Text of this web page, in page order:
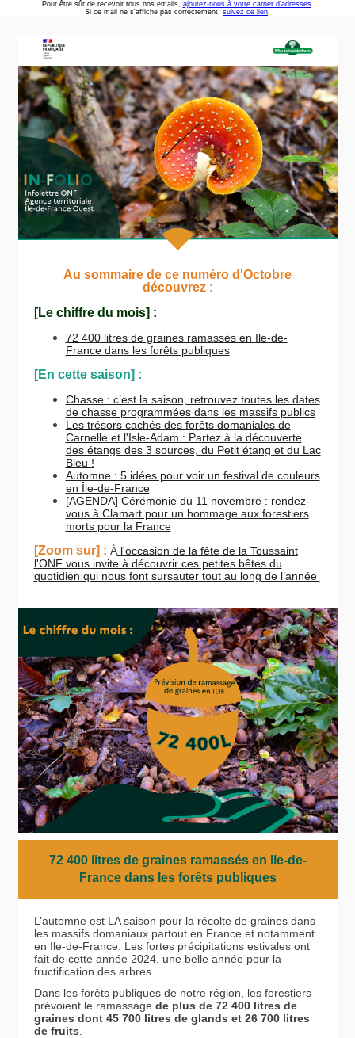
Pour être sûr de recevoir tous nos emails, ajoutez-nous à votre carnet d'adresses.
Si ce mail ne s'affiche pas correctement, suivez ce lien.
Au sommaire de ce numéro d'Octobre
découvrez :
[Le chiffre du mois] :
72 400 litres de graines ramassés en Ile-de-
France dans les forêts publiques
[En cette saison] :
Chasse : c’est la saison, retrouvez toutes les dates
de chasse programmées dans les massifs publics
Les trésors cachés des forêts domaniales de
Carnelle et l'Isle-Adam : Partez à la découverte
des étangs des 3 sources, du Petit étang et du Lac
Bleu !
Automne : 5 idées pour voir un festival de couleurs
en Île-de-France
[AGENDA] Cérémonie du 11 novembre : rendez-
vous à Clamart pour un hommage aux forestiers
morts pour la France
[Zoom sur] : Àl'occasion de la fête de la Toussaint
l'ONF vous invite à découvrir ces petites bêtes du
quotidien qui nous font sursauter tout au long de l’année
72 400 litres de graines ramassés en Ile-de-
France dans les forêts publiques
L’automne est LA saison pour la récolte de graines dans
les massifs domaniaux partout en France et notamment
en Ile-de-France. Les fortes précipitations estivales ont
fait de cette année 2024, une belle année pour la
fructification des arbres.
Dans les forêts publiques de notre région, les forestiers
prévoient le ramassagede plus de 72 400 litres de
graines dont 45 700 litres de glands et 26 700 litres
de fruits